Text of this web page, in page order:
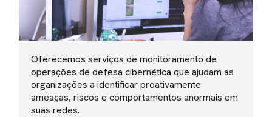
Oferecemos serviços de monitoramento de
operações de defesa cibernética que ajudam as
organizações a identificar proativamente
ameaças, riscos e comportamentos anormais em
suas redes.